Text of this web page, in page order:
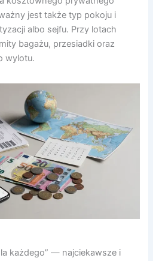
jest także typ pokoju i
albo sejfu. Przy lotach
bagażu, przesiadki oraz
wylotu.
każdego” — najciekawsze i